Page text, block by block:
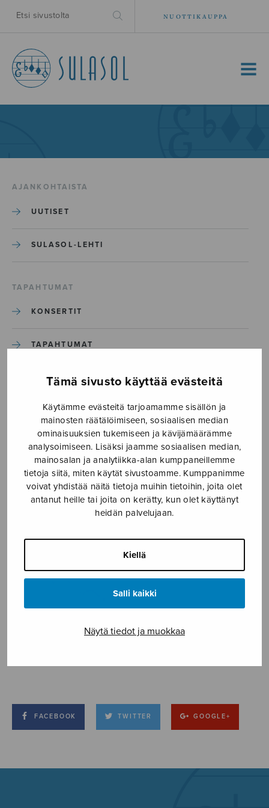
Tämä sivusto käyttää evästeitä
Käytämme evästeitä tarjoamamme sisällön ja
mainosten räätälöimiseen, sosiaalisen median
ominaisuuksien tukemiseen ja kävijämäärämme
analysoimiseen. Lisäksi jaamme sosiaalisen median,
mainosalan ja analytiikka-alan kumppaneillemme
tietoja siitä, miten käytät sivustoamme. Kumppanimme
voivat yhdistää näitä tietoja muihin tietoihin, joita olet
antanut heille tai joita on kerätty, kun olet käyttänyt
heidän palvelujaan.
Kiellä
Salli kaikki
Näytä tiedot ja muokkaa
NUOTTIKAUPPA
MENU
AJANKOHTAISTA
UUTISET
SULASOL-LEHTI
TAPAHTUMAT
KONSERTIT
TAPAHTUMAT
ILMOITA TAPAHTUMA
Etusivu › Media › Tentatio_S2001C4
Tentatio_S2001C4
2.10.2025
FACEBOOK TWITTER GOOGLE+